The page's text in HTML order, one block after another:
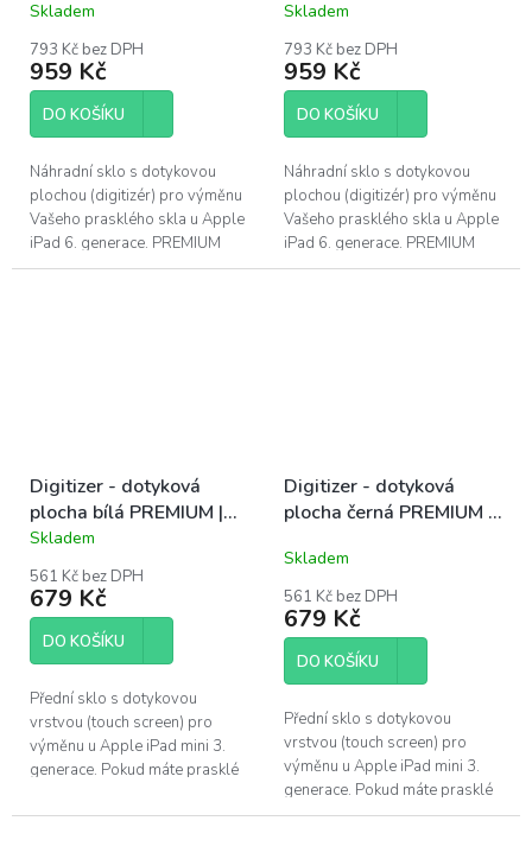
Skladem
793 Kč bez DPH
959 Kč
DO KOŠÍKU
Náhradní sklo s dotykovou
plochou (digitizér) pro výměnu
Vašeho prasklého skla u Apple
iPad 6. generace. PREMIUM
kvalita - doživotní záruka na
Skladem
793 Kč bez DPH
959 Kč
DO KOŠÍKU
Náhradní sklo s dotykovou
plochou (digitizér) pro výměnu
Vašeho prasklého skla u Apple
iPad 6. generace. PREMIUM
kvalita - doživotní záruka na
Digitizer - dotyková
plocha bílá PREMIUM |
iPad mini 3
Průměrné
produktu
je
5,0
hvězdiček.
Skladem
561 Kč bez DPH
679 Kč
DO KOŠÍKU
Přední sklo s dotykovou
vrstvou (touch screen) pro
výměnu u Apple iPad mini 3.
generace. Pokud máte prasklé
korektně, nemusíte měnit celý
Digitizer - dotyková
plocha černá PREMIUM |
Skladem
561 Kč bez DPH
679 Kč
DO KOŠÍKU
Přední sklo s dotykovou
vrstvou (touch screen) pro
výměnu u Apple iPad mini 3.
generace. Pokud máte prasklé
sklo a LCD displej zobrazuje